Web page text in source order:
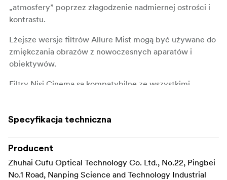
„atmosfery” poprzez złagodzenie nadmiernej ostrości i
kontrastu.
Lżejsze wersje filtrów Allure Mist mogą być używane do
zmiękczania obrazów z nowoczesnych aparatów i
obiektywów.
Filtry Nisi Cinema są kompatybilne ze wszystkimi
mm.
Specyfikacja techniczna
Producent
Zhuhai Cufu Optical Technology Co. Ltd., No.22, Pingbei
No.1 Road, Nanping Science and Technology Industrial